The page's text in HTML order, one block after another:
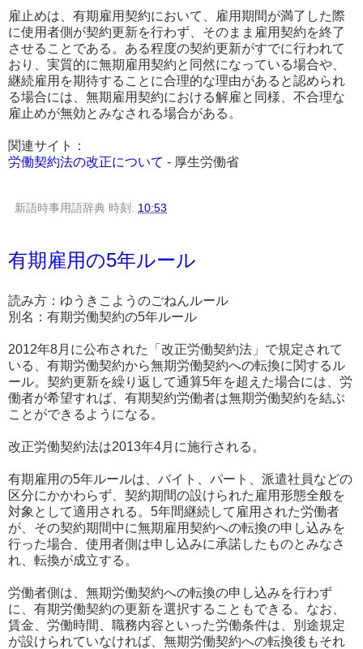
雇止めは、有期雇用契約において、雇用期間が満了した際
に使用者側が契約更新を行わず、そのまま雇用契約を終了
させることである。ある程度の契約更新がすでに行われて
おり、実質的に無期雇用契約と同然になっている場合や、
継続雇用を期待することに合理的な理由があると認められ
る場合には、無期雇用契約における解雇と同様、不合理な
雇止めが無効とみなされる場合がある。
関連サイト：
労働契約法の改正について - 厚生労働省
新語時事用語辞典 時刻: 10:53
有期雇用の5年ルール
読み方：ゆうきこようのごねんルール
別名：有期労働契約の5年ルール
2012年8月に公布された「改正労働契約法」で規定されて
いる、有期労働契約から無期労働契約への転換に関するル
ール。契約更新を繰り返して通算5年を超えた場合には、労
働者が希望すれば、有期契約労働者は無期労働契約を結ぶ
ことができるようになる。
改正労働契約法は2013年4月に施行される。
有期雇用の5年ルールは、バイト、パート、派遣社員などの
区分にかかわらず、契約期間の設けられた雇用形態全般を
対象として適用される。5年間継続して雇用された労働者
が、その契約期間中に無期雇用契約への転換の申し込みを
行った場合、使用者側は申し込みに承諾したものとみなさ
れ、転換が成立する。
労働者側は、無期労働契約への転換の申し込みを行わず
に、有期労働契約の更新を選択することもできる。なお、
賃金、労働時間、職務内容といった労働条件は、別途規定
が設けられていなければ、無期労働契約への転換後もそれ